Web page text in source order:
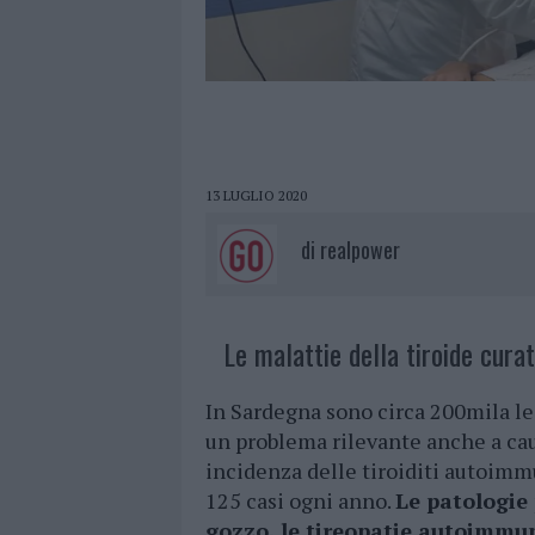
13 LUGLIO 2020
di realpower
Le malattie della tiroide
In Sardegna sono circa 200mila
un problema rilevante anche a
incidenza delle tiroiditi
125 casi ogni anno.Le